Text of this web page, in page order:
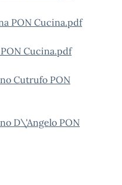
PON Cucina.pdf
Cucina.pdf
Cutrufo PON
D\'Angelo PON